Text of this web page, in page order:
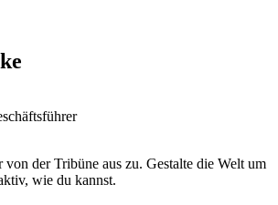
von der Tribüne aus zu. Gestalte die Welt um
wie du kannst.